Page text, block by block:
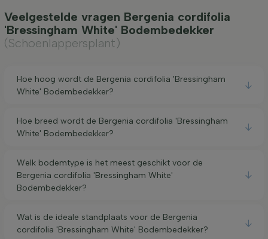
Veelgestelde vragen Bergenia cordifolia
'Bressingham White' Bodembedekker
(Schoenlappersplant)
Hoe hoog wordt de Bergenia cordifolia 'Bressingham
White' Bodembedekker?
Hoe breed wordt de Bergenia cordifolia 'Bressingham
White' Bodembedekker?
Welk bodemtype is het meest geschikt voor de
Bergenia cordifolia 'Bressingham White'
Bodembedekker?
Wat is de ideale standplaats voor de Bergenia
cordifolia 'Bressingham White' Bodembedekker?